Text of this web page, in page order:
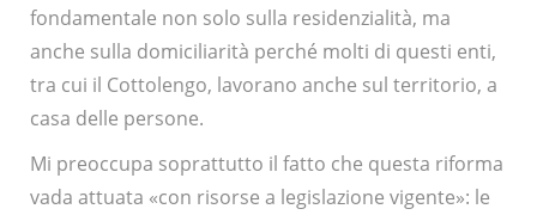
fondamentale non solo sulla residenzialità, ma
anche sulla domiciliarità perché molti di questi enti,
tra cui il Cottolengo, lavorano anche sul territorio, a
casa delle persone.
Mi preoccupa soprattutto il fatto che questa riforma
vada attuata «con risorse a legislazione vigente»: le